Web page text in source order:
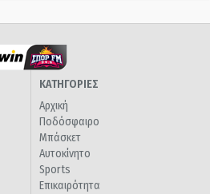
ΚΑΤΗΓΟΡΙΕΣ
Αρχική
Ποδόσφαιρο
Μπάσκετ
Αυτοκίνητο
Sports
Επικαιρότητα